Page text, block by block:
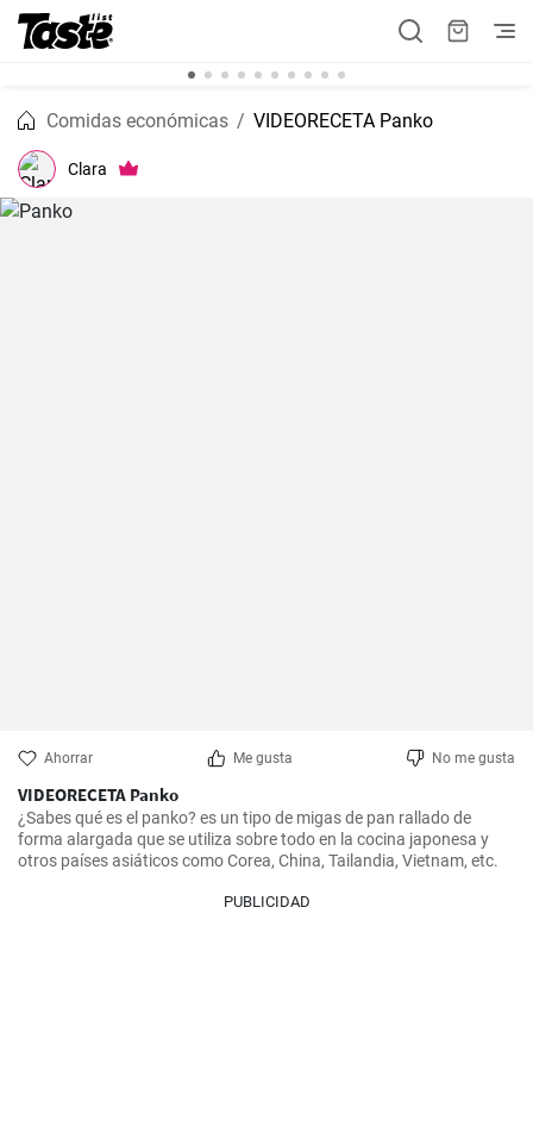
Comidas económicas VIDEORECETA Panko
Clara
Ahorrar Me gusta No me gusta
VIDEORECETA Panko
¿Sabes qué es el panko? es un tipo de migas de pan rallado de
forma alargada que se utiliza sobre todo en la cocina japonesa y
otros países asiáticos como Corea, China, Tailandia, Vietnam, etc.
PUBLICIDAD